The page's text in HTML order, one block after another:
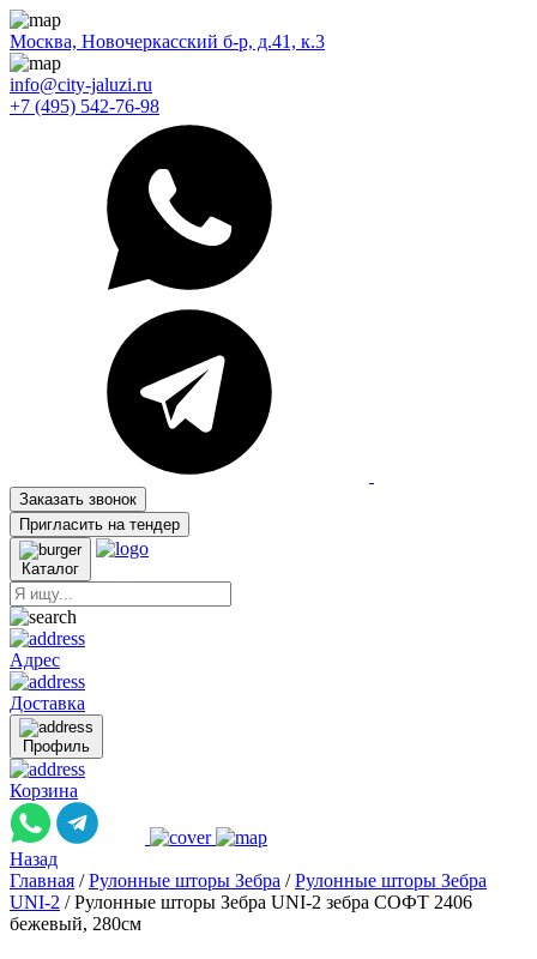
Москва, Новочеркасский б-р, д.41, к.3
info@city-jaluzi.ru
+7 (495) 542-76-98
Заказать звонок
Пригласить на тендер
Каталог
Адрес
Доставка
Профиль
Корзина
Назад
Главная / Рулонные шторы Зебра / Рулонные шторы Зебра
UNI-2 / Рулонные шторы Зебра UNI-2 зебра СОФТ 2406
бежевый, 280см